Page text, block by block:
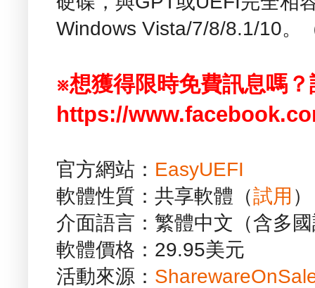
Windows Vista/7/8/8.1/10。
※想獲得限時免費訊息嗎
https://
官方網站： EasyUEFI
軟體性質：共享軟體（試用
介面語言：繁體中文（含多
軟體價格：29.95美元
活動來源：